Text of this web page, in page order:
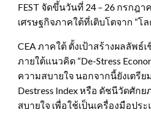
FEST จัดขึ้นวันที่ 24 – 26 กรกฎ
เศรษฐกิจภาคใต้ที่เติบโตจาก “โ
CEA ภาคใต้ ตั้งเป้าสร้างผลลัพธ์
ภายใต้แนวคิด “De-Stress
ความสบายใจ นอกจากนี้ยังเตรี
Destress Index หรือ ดัชนีวัดศัก
สบายใจ เพื่อใช้เป็นเครื่องมือปร